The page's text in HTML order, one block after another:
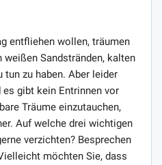
entfliehen wollen, träumen
Sandstränden, kalten
tun zu haben. Aber leider
gibt kein Entrinnen vor
Träume einzutauchen,
Auf welche drei wichtigen
verzichten? Besprechen
möchten Sie, dass